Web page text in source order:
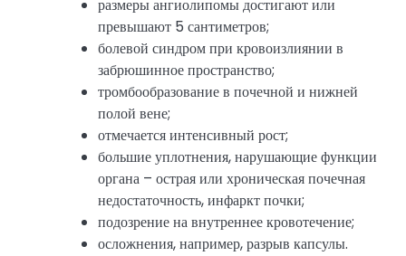
размеры ангиолипомы достигают или
превышают 5 сантиметров;
болевой синдром при кровоизлиянии в
забрюшинное пространство;
тромбообразование в почечной и нижней
полой вене;
отмечается интенсивный рост;
большие уплотнения, нарушающие функции
органа – острая или хроническая почечная
недостаточность, инфаркт почки;
подозрение на внутреннее кровотечение;
осложнения, например, разрыв капсулы.